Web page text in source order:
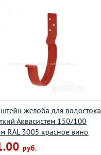
желоба для водостока
Аквасистем 150/100
RAL 3005 красное вино
руб.